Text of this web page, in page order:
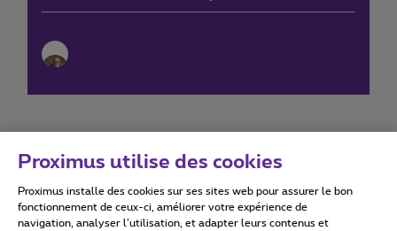
Conditions d'utilisation Accessibility statement
Proximus utilise des cookies
Proximus installe des cookies sur ses sites web pour assurer le bon
fonctionnement de ceux-ci, améliorer votre expérience de
navigation, analyser l’utilisation, et adapter leurs contenus et